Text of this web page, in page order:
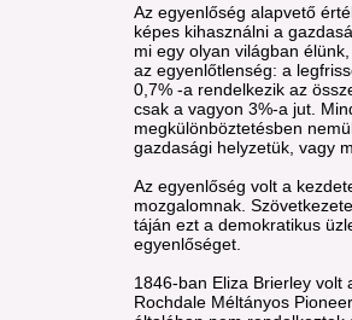
Az egyenlőség alapvető
képes kihasználni a
mi egy olyan világban
az egyenlőtlenség: a
0,7% -a rendelkezik az
csak a vagyon 3%-a jut.
megkülönböztetésben
gazdasági helyzetük, vagy
Az egyenlőség volt a
mozgalomnak.
táján ezt a demokratikus
egyenlőséget.
1846-ban Eliza Brierley volt
Rochdale Méltányos